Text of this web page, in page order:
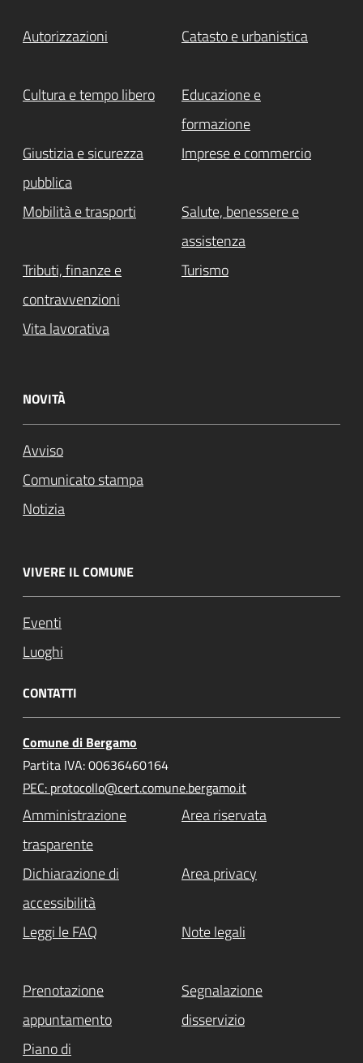
Autorizzazioni Catasto e urbanistica
Cultura e tempo libero
Educazione e
formazione
Giustizia e sicurezza
pubblica
Imprese e commercio
Mobilità e trasporti
Salute, benessere e
assistenza
Tributi, finanze e
contravvenzioni
Turismo
Vita lavorativa
NOVITÀ
Avviso
Comunicato stampa
Notizia
VIVERE IL COMUNE
Eventi
Luoghi
CONTATTI
Comune di Bergamo
Partita IVA: 00636460164
PEC: protocollo@cert.comune.bergamo.it
Amministrazione
trasparente
Area riservata
Dichiarazione di
accessibilità
Area privacy
Leggi le FAQ Note legali
Prenotazione
appuntamento
Segnalazione
disservizio
Piano di